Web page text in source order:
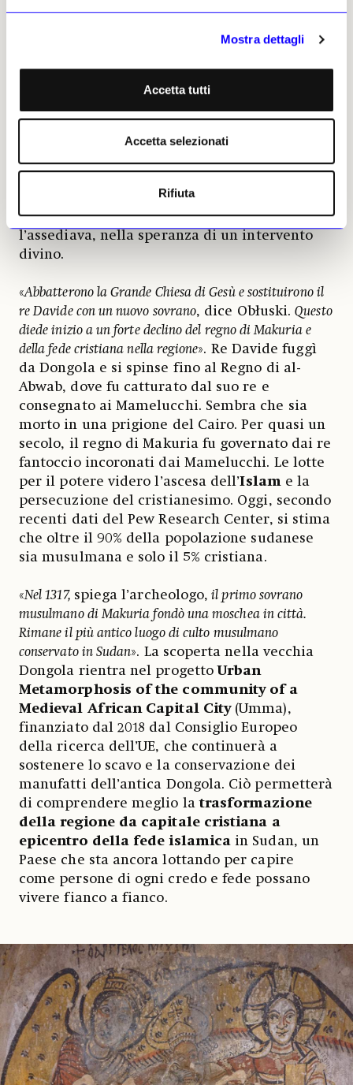
Mostra dettagli
Accetta tutti
Accetta selezionati
Rifiuta
fine del regno. Nel 1275 decise di sferrare un
L’esercito mamelucco egiziano si vendicò
invadendo la Nubia e, nel 1276, l’antica
Dongola fu saccheggiata per la prima volta
può essere datato con precisione al momento
in cui l’esercito mamelucco arrivò nell’antica
Dongola nel 1276, facendo scempio della sua
presumibilmente mentre l’esercito
mamelucco si avvicinava alla città, o mentre
l’assediava, nella speranza di un intervento
divino.
«Abbatterono la Grande Chiesa di Gesù e sostituirono il
re Davide con un nuovo sovrano, dice Obłuski.Questo
diede inizio a un forte declino del regno di Makuria e
della fede cristiana nella regione». Re Davide fuggì
da Dongola e si spinse fino al Regno di al-
Abwab, dove fu catturato dal suo re e
consegnato ai Mamelucchi. Sembra che sia
morto in una prigione del Cairo. Per quasi un
secolo, il regno di Makuria fu governato dai re
fantoccio incoronati dai Mamelucchi. Le lotte
per il potere videro l’ascesa dell’Islame la
persecuzione del cristianesimo. Oggi, secondo
recenti dati del Pew Research Center, si stima
che oltre il 90% della popolazione sudanese
sia musulmana e solo il 5% cristiana.
«Nel 1317, spiega l’archeologo, il primo sovrano
musulmano di Makuria fondò una moschea in città.
Rimane il più antico luogo di culto musulmano
conservato in Sudan». La scoperta nella vecchia
Dongola rientra nel progettoUrban
Metamorphosis of the community of a
Medieval African Capital City(Umma),
finanziato dal 2018 dal Consiglio Europeo
della ricerca dell’UE, che continuerà a
sostenere lo scavo e la conservazione dei
manufatti dell’antica Dongola. Ciò permetterà
di comprendere meglio latrasformazione
della regione da capitale cristiana a
epicentro della fede islamica in Sudan, un
Paese che sta ancora lottando per capire
come persone di ogni credo e fede possano
vivere fianco a fianco.